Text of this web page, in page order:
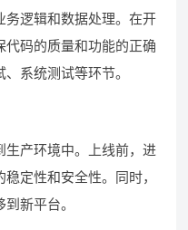
务逻辑和数据处理。在开
代码的质量和功能的正确
系统测试等环节。
生产环境中。上线前，进
定性和安全性。同时，
新平台。